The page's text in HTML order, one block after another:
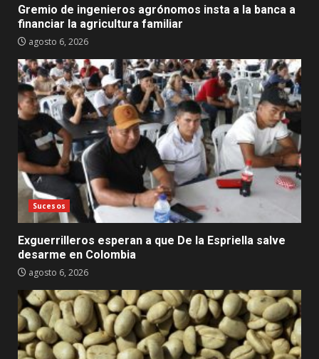
Gremio de ingenieros agrónomos insta a la banca a
financiar la agricultura familiar
agosto 6, 2026
Sucesos
Exguerrilleros esperan a que De la Espriella salve
desarme en Colombia
agosto 6, 2026